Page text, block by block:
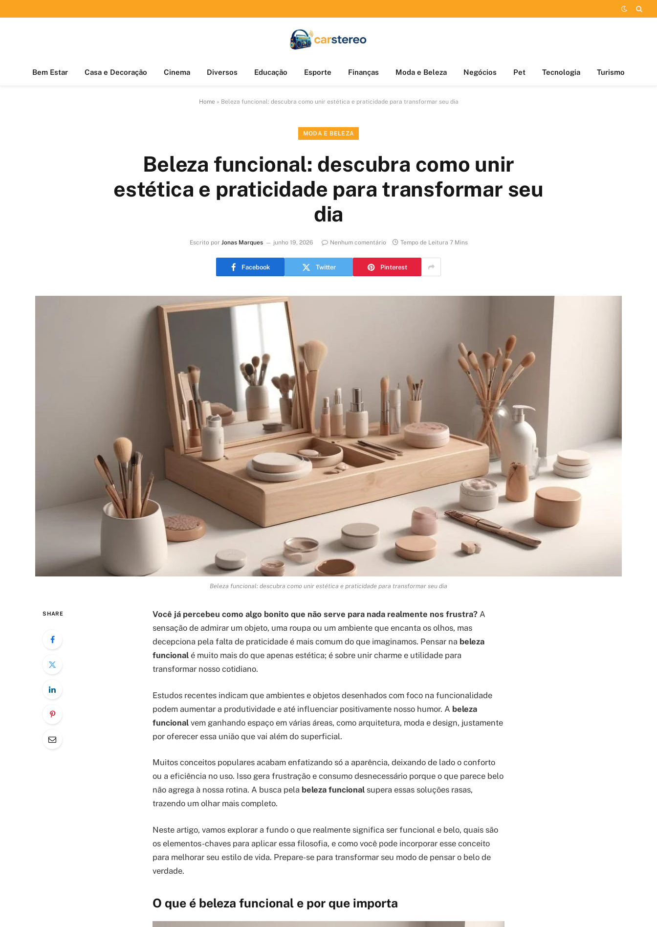
Bem Estar Casa e Decoração Cinema Diversos Educação Esporte Finanças Moda e Beleza Negócios Pet Tecnologia Turismo
Home » Beleza funcional: descubra como unir estética e praticidade para transformar seu dia
MODA E BELEZA
Beleza funcional: descubra como unir
estética e praticidade para transformar seu
dia
Escrito por Jonas Marques junho 19, 2026 Nenhum comentário Tempo de Leitura 7 Mins
Facebook Twitter Pinterest
Beleza funcional: descubra como unir estética e praticidade para transformar seu dia
SHARE Você já percebeu como algo bonito que não serve para nada realmente nos frustra? A
sensação de admirar um objeto, uma roupa ou um ambiente que encanta os olhos, mas
decepciona pela falta de praticidade é mais comum do que imaginamos. Pensar na beleza
funcional é muito mais do que apenas estética; é sobre unir charme e utilidade para
transformar nosso cotidiano.
Estudos recentes indicam que ambientes e objetos desenhados com foco na funcionalidade
podem aumentar a produtividade e até influenciar positivamente nosso humor. A beleza
funcional vem ganhando espaço em várias áreas, como arquitetura, moda e design, justamente
por oferecer essa união que vai além do superficial.
Muitos conceitos populares acabam enfatizando só a aparência, deixando de lado o conforto
ou a eficiência no uso. Isso gera frustração e consumo desnecessário porque o que parece belo
não agrega à nossa rotina. A busca pela beleza funcional supera essas soluções rasas,
trazendo um olhar mais completo.
Neste artigo, vamos explorar a fundo o que realmente significa ser funcional e belo, quais são
os elementos-chaves para aplicar essa filosofia, e como você pode incorporar esse conceito
para melhorar seu estilo de vida. Prepare-se para transformar seu modo de pensar o belo de
verdade.
O que é beleza funcional e por que importa